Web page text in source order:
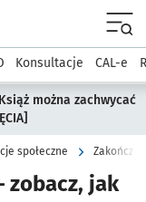
Rozmawia
Konsultacje CAL-e
można zachwycać
społeczne
zobacz, jak